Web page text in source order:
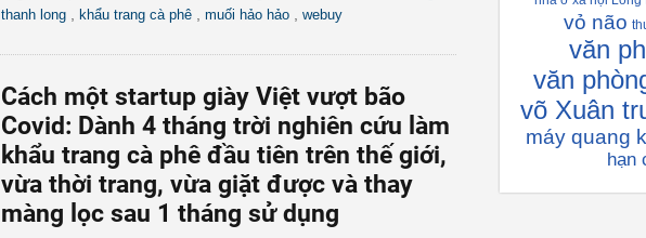
thanh long
khẩu trang cà phê muối hảo hảo webuy
Cách một startup giày Việt vượt bão
Covid: Dành 4 tháng trời nghiên cứu làm
khẩu trang cà phê đầu tiên trên thế giới,
vừa thời trang, vừa giặt được và thay
màng lọc sau 1 tháng sử dụng
vỏ não
văn
văn
võ Xuân
máy quang
hạn